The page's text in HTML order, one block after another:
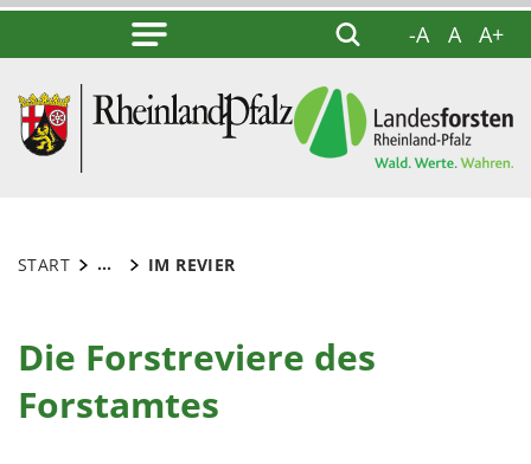
-A A A+
START ... IM REVIER
Die Forstreviere des
Forstamtes